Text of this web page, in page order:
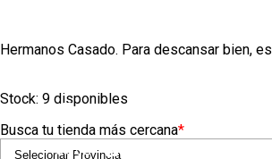
Hermanos Casado. Para descansar bien,
9 disponibles
Busca tu tienda más cercana*
TWITTER
HOUZZ